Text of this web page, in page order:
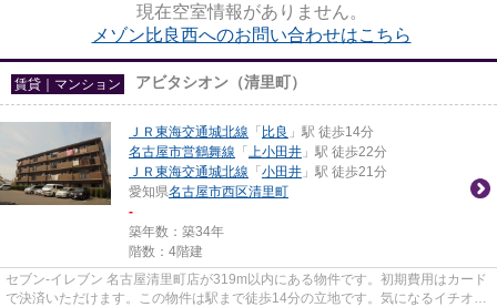
現在空室情報がありません。
メゾン比良西へのお問い合わせはこちら
賃貸｜マンション アビタシオン（清里町）
ＪＲ東海交通城北線 「 比良 」駅 徒歩14分
名古屋市営鶴舞線 「 上小田井 」駅 徒歩22分
ＪＲ東海交通城北線 「 小田井 」駅 徒歩21分
愛知県名古屋市西区清里町
-
築年数：築34年
階数：4階建
セブン‐イレブン 名古屋清里町店が319m以内にある物件です。初期費用はカード
で決済いただけます。この物件は駅まで徒歩14分の立地です。気になるイチオシ